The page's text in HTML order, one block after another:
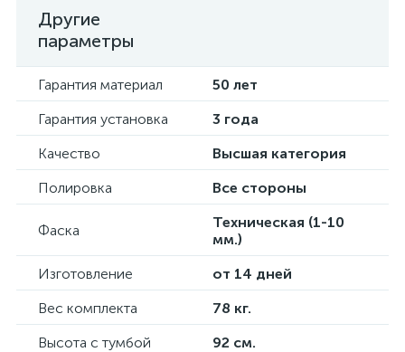
Другие
параметры
Гарантия материал
50 лет
Гарантия установка
3 года
Качество
Высшая категория
Полировка
Все стороны
Фаска
Техническая (1-10
мм.)
Изготовление
от 14 дней
Вес комплекта
78 кг.
Высота с тумбой
92 см.